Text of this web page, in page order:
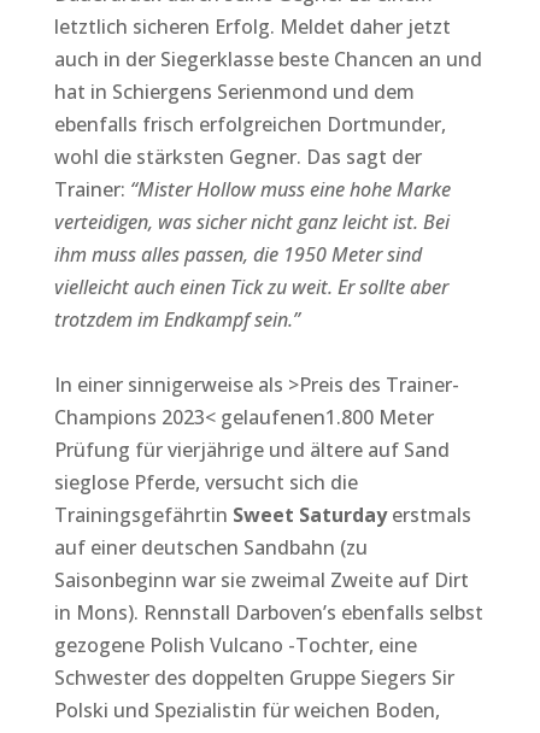
letztlich sicheren Erfolg. Meldet daher jetzt
auch in der Siegerklasse beste Chancen an und
hat in Schiergens Serienmond und dem
ebenfalls frisch erfolgreichen Dortmunder,
wohl die stärksten Gegner. Das sagt der
Trainer: “Mister Hollow muss eine hohe Marke
verteidigen, was sicher nicht ganz leicht ist. Bei
ihm muss alles passen, die 1950 Meter sind
vielleicht auch einen Tick zu weit. Er sollte aber
trotzdem im Endkampf sein.”
In einer sinnigerweise als >Preis des Trainer-
Champions 2023< gelaufenen1.800 Meter
Prüfung für vierjährige und ältere auf Sand
sieglose Pferde, versucht sich die
Trainingsgefährtin Sweet Saturdayerstmals
auf einer deutschen Sandbahn (zu
Saisonbeginn war sie zweimal Zweite auf Dirt
in Mons). Rennstall Darboven’s ebenfalls selbst
gezogene Polish Vulcano -Tochter, eine
Schwester des doppelten Gruppe Siegers Sir
Polski und Spezialistin für weichen Boden,